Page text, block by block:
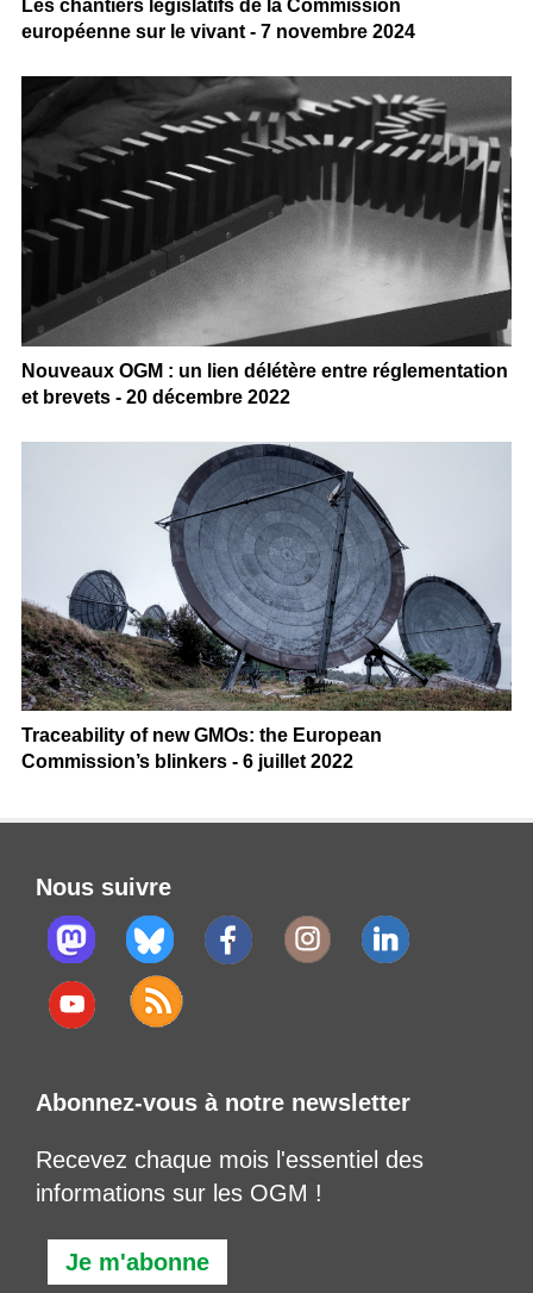
Les chantiers législatifs de la Commission
européenne sur le vivant - 7 novembre 2024
Nouveaux OGM : un lien délétère entre réglementation
et brevets - 20 décembre 2022
Traceability of new GMOs: the European
Commission’s blinkers - 6 juillet 2022
Nous suivre
Abonnez-vous à notre newsletter
Recevez chaque mois l'essentiel des
informations sur les OGM !
Je m'abonne